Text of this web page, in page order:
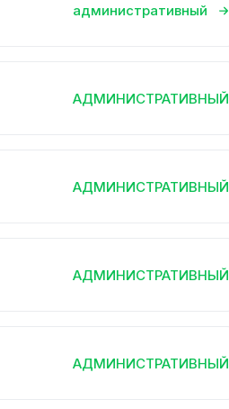
административный
АДМИНИСТРАТИВНЫЙ
АДМИНИСТРАТИВНЫЙ
АДМИНИСТРАТИВНЫЙ
АДМИНИСТРАТИВНЫЙ